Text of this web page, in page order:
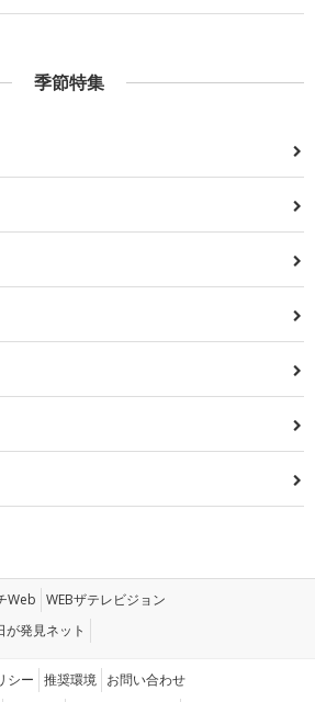
季節特集
Web WEBザテレビジョン
が発見ネット
シー 推奨環境 お問い合わせ